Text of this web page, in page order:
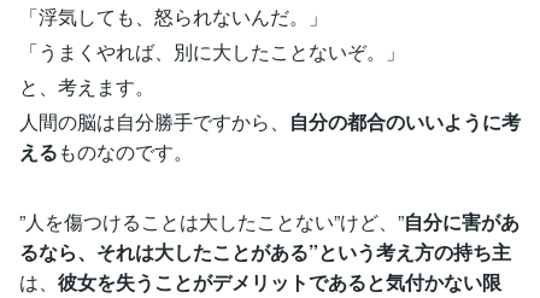
「浮気しても、怒られないんだ。」
「うまくやれば、別に大したことないぞ。」
と、考えます。
人間の脳は自分勝手ですから、 自分の都合のいいように考
えるものなのです。
”人を傷つけることは大したことない”けど、”自分に害があ
るなら、それは大したことがある”という考え方の持ち主
は、 彼女を失うことがデメリットであると気付かない限